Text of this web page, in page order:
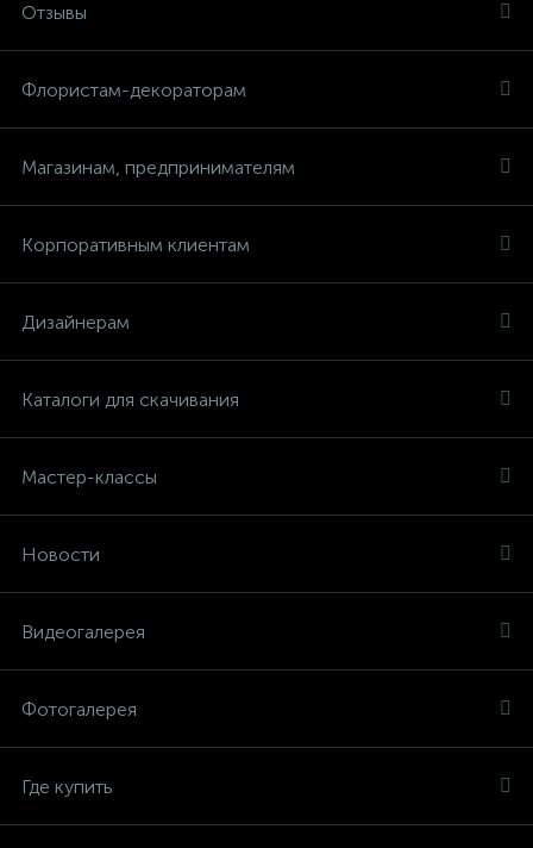
Отзывы
Флористам-декораторам
Магазинам, предпринимателям
Корпоративным клиентам
Дизайнерам
Каталоги для скачивания
Мастер-классы
Новости
Видеогалерея
Фотогалерея
Где купить